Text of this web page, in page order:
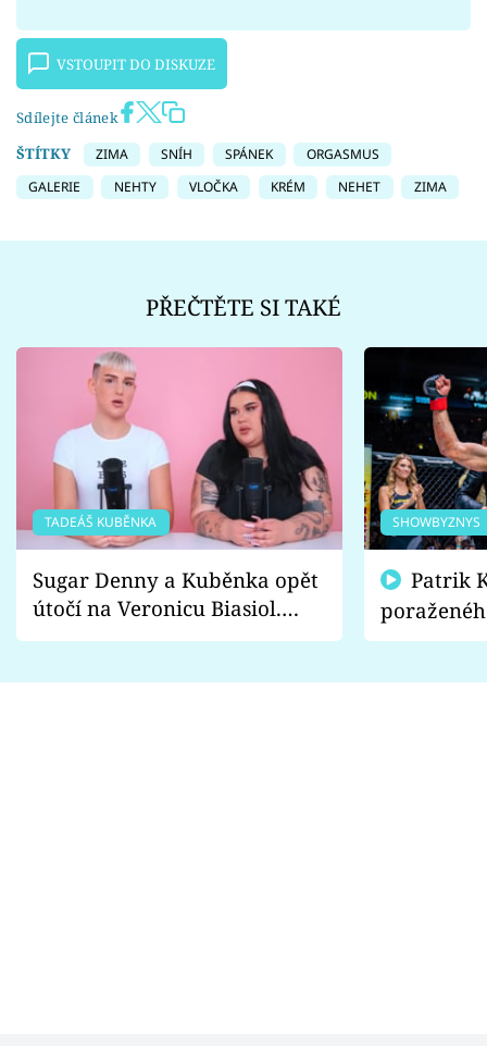
VSTOUPIT DO DISKUZE
Sdílejte článek
ŠTÍTKY
ZIMA SNÍH SPÁNEK
ORGASMUS
GALERIE
NEHTY VLOČKA KRÉM NEHET ZIMA
PŘEČTĚTE SI TAKÉ
TADEÁŠ KUBĚNKA
Sugar Denny a Kuběnka opět
útočí na Veronicu Biasiol.
Proč je podle nich falešná a
SHOWBYZNYS
fanoušci